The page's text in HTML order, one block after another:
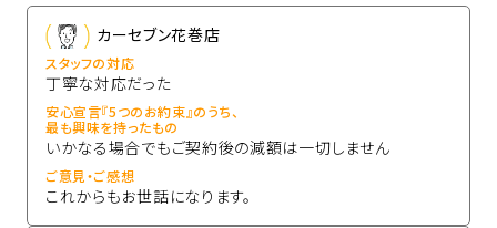
カーセブン花巻店
スタッフの対応
丁寧な対応だった
安心宣言『5つのお約束』のうち、
最も興味を持ったもの
いかなる場合でもご契約後の減額は一切しません
ご意見・ご感想
これからもお世話になります。